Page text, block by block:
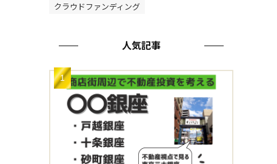
クラウドファンディング
人気記事